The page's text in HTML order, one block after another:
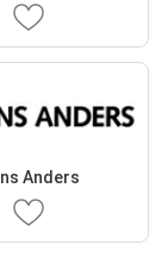
Anders